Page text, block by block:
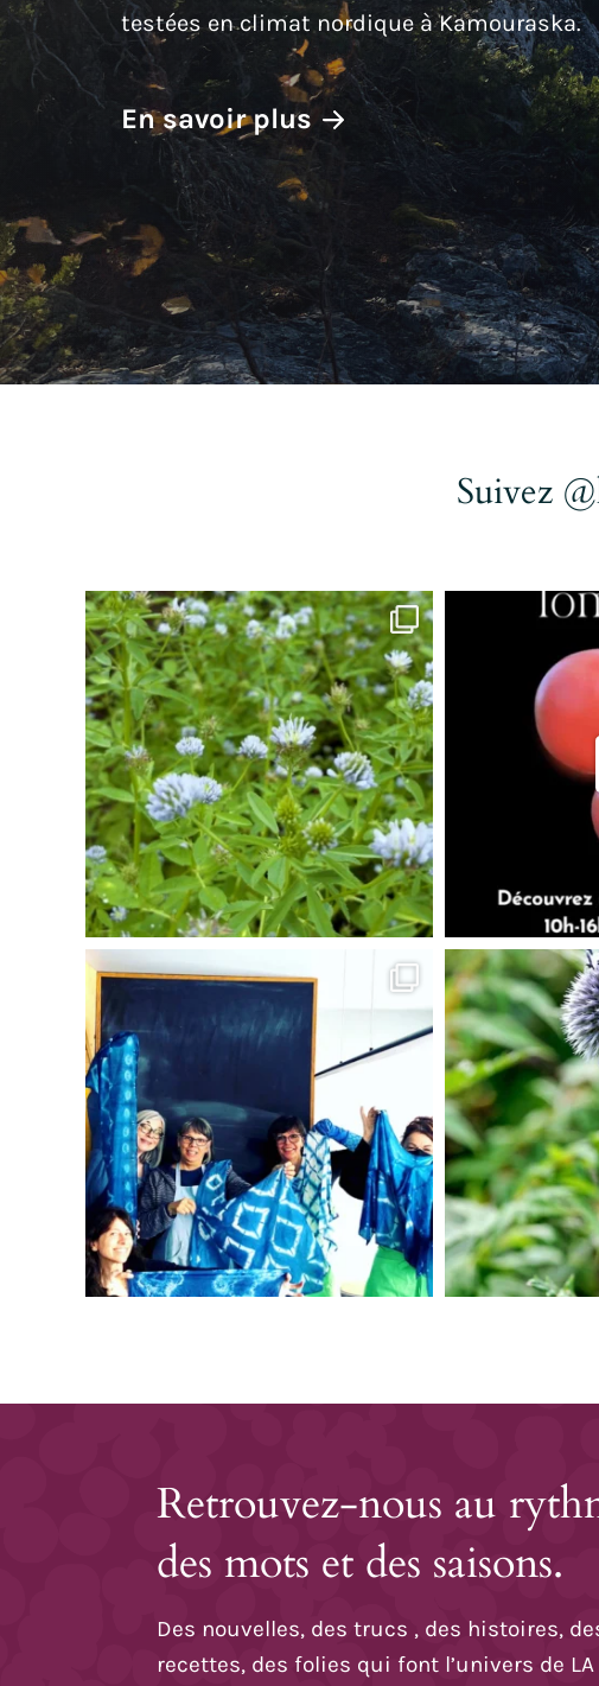
testées en climat nordique à Kamouraska.
En savoir plus
Suivez
Retrouvez-nous au
des mots et des saisons.
Des nouvelles, des trucs , des histoires,
recettes, des folies qui font l’univers de LA